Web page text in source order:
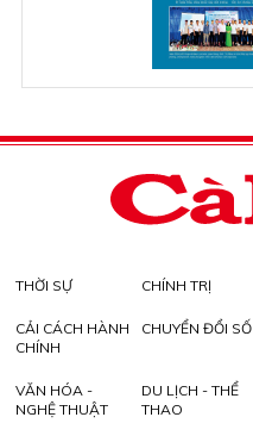
THỜI SỰ CHÍNH TRỊ
CẢI CÁCH HÀNH
CHÍNH
CHUYỂN ĐỔI SỐ
VĂN HÓA -
NGHỆ THUẬT
DU LỊCH - THỂ
THAO